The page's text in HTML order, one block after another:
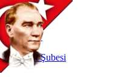
TR
|
EN
İnternetŞubesi